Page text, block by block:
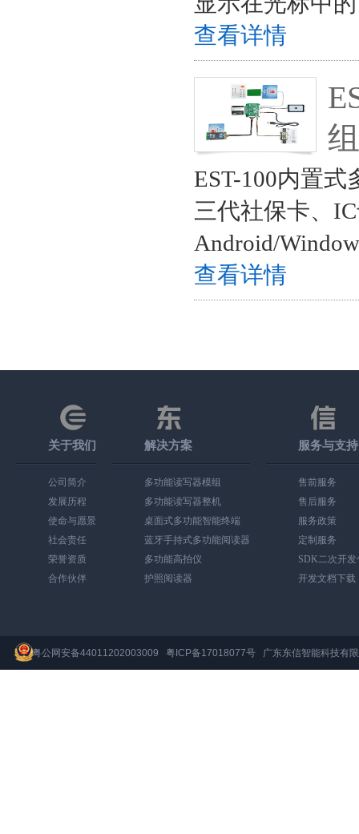
查看详情
组
EST-100内置
三代社保卡、
Android/
查看详情
关于我们
公司简介
发展历程
使命与愿景
社会责任
荣誉资质
合作伙伴
解决方案
多功能读写器模组
多功能读写器整机
桌面式多功能智能终端
蓝牙手持式多功能阅读器
多功能高拍仪
护照阅读器
服务与支持
售前服务
售后服务
服务政策
定制服务
SDK二次开
开发文档下载
粤公网安备44011202003009 粤ICP备17018077号 广东东信智能科技有